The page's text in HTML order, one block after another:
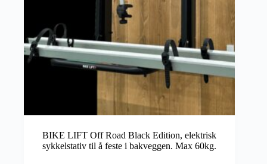
BIKE LIFT Off Road Black Edition, elektrisk
sykkelstativ til å feste i bakveggen. Max 60kg.